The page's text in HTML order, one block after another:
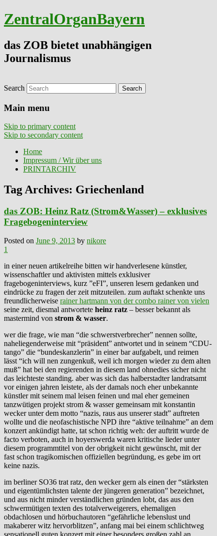
ZentralOrganBayern
das ZOB bietet unabhängigen
Journalismus
Search
Main menu
Skip to primary content
Skip to secondary content
Home
Impressum / Wir über uns
PRINTARCHIV
Tag Archives: Griechenland
das ZOB: Heinz Ratz (Strom&Wasser) – exklusives
Fragebogeninterview
Posted on June 9, 2013 by nikore
1
in einer neuen artikelreihe bitten wir handverlesene künstler,
wissenschaftler und aktivisten mittels exklusiver
fragebogeninterviews, kurz ”eFI”, unseren lesern gedanken und
eindrücke zu fragen der zeit mitzuteilen. zum auftakt schenkte uns
freundlicherweise rainer hartmann von der combo rainer von vielen
seine zeit, diesmal antwortete heinz ratz – besser bekannt als
mastermind von strom & wasser.
wer die frage, wie man “die schwerstverbrecher” nennen sollte,
naheliegenderweise mit “präsident” antwortet und in seinem “CDU-
tango” die “bundeskanzlerin” in einer bar aufgabelt, und reimen
lässt “ich will nen zungenkuß, weil ich morgen wieder zu dem alten
muß” hat bei den regierenden in diesem land ohnedies sicher nicht
das leichteste standing. aber was sich das halberstadter landratsamt
vor einigen jahren leistete, als der damals noch eher unbekannte
künstler mit seinem mal leisen feinen und mal eher gemeinen
tanzwütigen projekt strom & wasser gemeinsam mit konstantin
wecker unter dem motto “nazis, raus aus unserer stadt” auftreten
wollte und die neofaschistische NPD ihre “aktive teilnahme” an dem
konzert ankündigt hatte, tat schon richtig weh: der auftritt wurde de
facto verboten, auch in hoyerswerda waren kritische lieder unter
diesem programmtitel von der obrigkeit nicht gewünscht, mit der
fast schon tragikomischen offiziellen begründung, es gebe im ort
keine nazis.
im berliner SO36 trat ratz, den wecker gern als einen der “stärksten
und eigentümlichsten talente der jüngeren generation” bezeichnet,
und aus nicht minder verständlichen gründen lobt, das aus den
schwermütigen texten des totalverweigerers, ehemaligen
obdachlosen und hörbuchautoren “gefährliche lebenslust und
makaberer witz hervorblitzen”, anfang mai bei einem schlichtweg
sensationell guten konzert mit einer besonders großen zahl an